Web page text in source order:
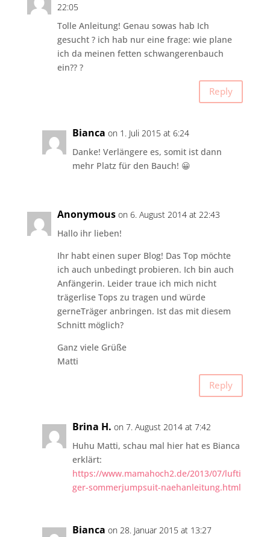
22:05
Tolle Anleitung! Genau sowas hab Ich
gesucht ? ich hab nur eine frage: wie plane
ich da meinen fetten schwangerenbauch
ein?? ?
Reply
Bianca on 1. Juli 2015 at 6:24
Danke! Verlängere es, somit ist dann
mehr Platz für den Bauch! 😀
Anonymous on 6. August 2014 at 22:43
Hallo ihr lieben!
Ihr habt einen super Blog! Das Top möchte
ich auch unbedingt probieren. Ich bin auch
Anfängerin. Leider traue ich mich nicht
trägerlise Tops zu tragen und würde
gerneTräger anbringen. Ist das mit diesem
Schnitt möglich?
Ganz viele Grüße
Matti
Reply
Brina H. on 7. August 2014 at 7:42
Huhu Matti, schau mal hier hat es Bianca
erklärt:
https://www.mamahoch2.de/2013/07/lufti
ger-sommerjumpsuit-naehanleitung.html
Bianca on 28. Januar 2015 at 13:27